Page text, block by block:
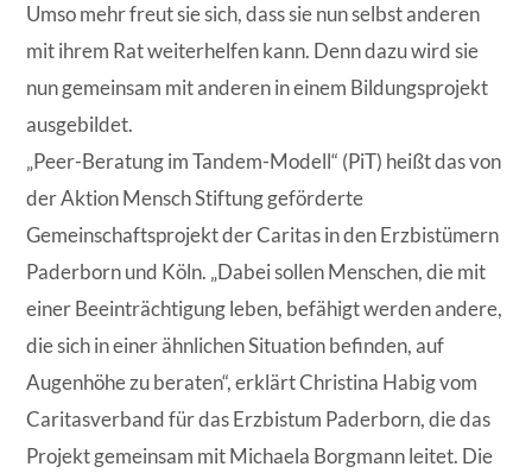
Umso mehr freut sie sich, dass sie nun selbst anderen
mit ihrem Rat weiterhelfen kann. Denn dazu wird sie
nun gemeinsam mit anderen in einem Bildungsprojekt
ausgebildet.
„Peer-Beratung im Tandem-Modell“ (PiT) heißt das von
der Aktion Mensch Stiftung geförderte
Gemeinschaftsprojekt der Caritas in den Erzbistümern
Paderborn und Köln. „Dabei sollen Menschen, die mit
einer Beeinträchtigung leben, befähigt werden andere,
die sich in einer ähnlichen Situation befinden, auf
Augenhöhe zu beraten“, erklärt Christina Habig vom
Caritasverband für das Erzbistum Paderborn, die das
Projekt gemeinsam mit Michaela Borgmann leitet. Die